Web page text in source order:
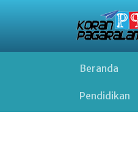
Beranda
Pendidikan